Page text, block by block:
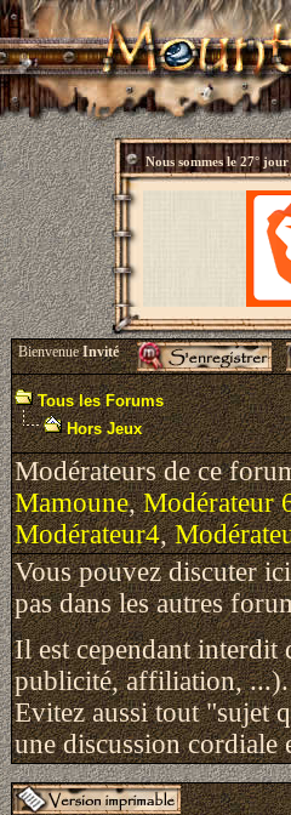
Nous sommes le27° jour
BienvenueInvité
Tous les Forums
Hors Jeux
Modérateurs de ce
Mamoune,Modérateur
Modérateur4,
Vous pouvez discuter
pas dans les autres
Il est cependant
publicité, affiliation, ...).
Evitez aussi tout "sujet
une discussion cordiale